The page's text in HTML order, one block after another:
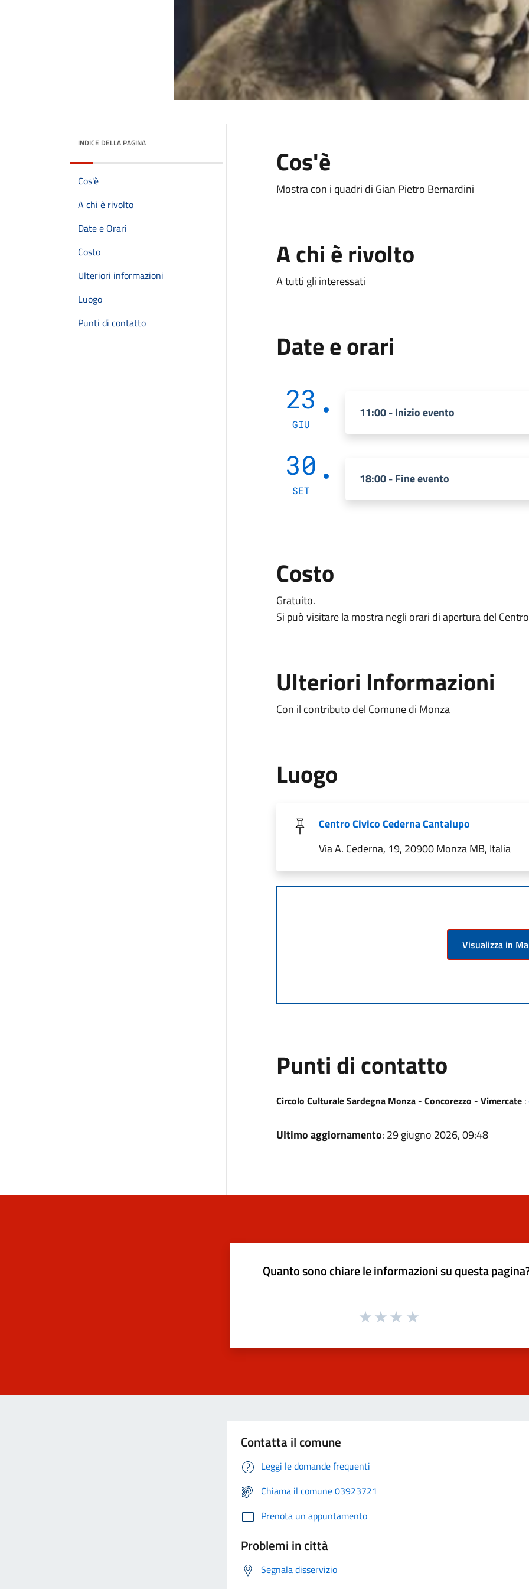
INDICE DELLA PAGINA
Cos'è
A chi è rivolto
Date e Orari
Costo
Ulteriori informazioni
Luogo
Punti di contatto
Cos'è
Mostra con i quadri di Gian Pietro Bernardini
A chi è rivolto
A tutti gli interessati
Date e orari
23
GIU
11:00 - Inizio evento
30
SET
18:00 - Fine evento
Costo
Gratuito.
Si può visitare la mostra negli orari di apertura del
Ulteriori Informazioni
Con il contributo del Comune di Monza
Luogo
Centro Civico Cederna Cantalupo
Via A. Cederna, 19, 20900 Monza MB, Italia
Visualizza in
Punti di contatto
Circolo Culturale Sardegna Monza - Concorezzo - Vimercate:
Ultimo aggiornamento: 29 giugno 2026, 09:48
Quanto sono chiare le informazioni su questa
Contatta il comune
Leggi le domande frequenti
Chiama il comune 03923721
Prenota un appuntamento
Problemi in città
Segnala disservizio